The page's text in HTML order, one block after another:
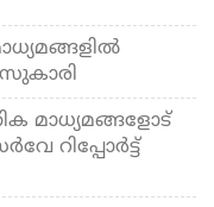
മാധ്യമങ്ങളോട്
റിപ്പോര്‍ട്ട്